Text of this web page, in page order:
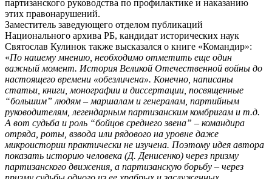
партизанского руководства по профилактике и наказанию
этих правонарушений.
Заместитель заведующего отделом публикаций
Национального архива РБ, кандидат исторических наук
Святослав Кулинок также высказался о книге «Командир»:
«По нашему мнению, необходимо отметить еще один
важный момент. История Великой Отечественной войны до
настоящего времени «обезличена». Конечно, написаны
статьи, книги, монографии и диссертации, посвященные
“большим” людям – маршалам и генералам, партийным
руководителям, легендарным партизанским комбригам и т.д.
А вот судьба и роль “бойцов среднего звена” – командира
отряда, роты, взвода или рядового на уровне даже
микроистории практически не изучена. Поэтому идея автора
показать историю человека (Д. Денисенко) через призму
партизанского движения, а партизанскую борьбу – через